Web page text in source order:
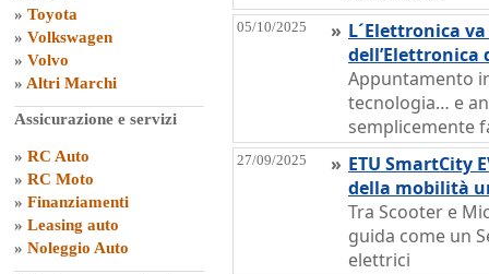
» Toyota
» Volkswagen
» Volvo
» Altri Marchi
Assicurazione e servizi
» RC Auto
» RC Moto
» Finanziamenti
» Leasing auto
» Noleggio Auto
05/10/2025 » L´Elettronica
dell’Elettronica
Appuntamento
tecnologia… e
semplicemente
27/09/2025 » ETU SmartCity
della mobilità
Tra Scooter e
guida come un
elettrici